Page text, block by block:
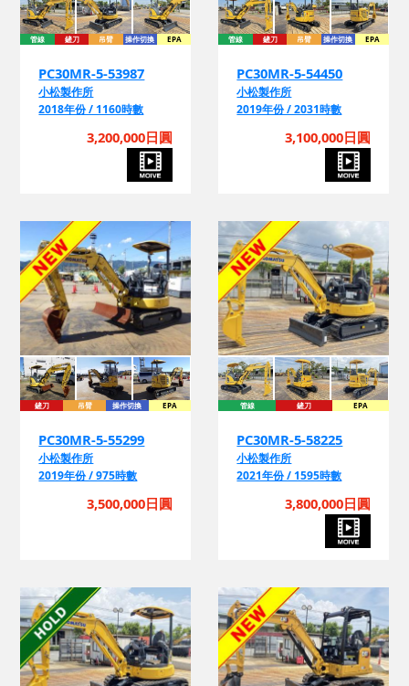
管線 鏟刀 吊臂 操作切換 EPA
PC30MR-5-53987
小松製作所
2018年份 / 1160時數
3,200,000日圓
管線 鏟刀 吊臂 操作切換 EPA
PC30MR-5-54450
小松製作所
2019年份 / 2031時數
3,100,000日圓
鏟刀 吊臂 操作切換 EPA
PC30MR-5-55299
小松製作所
2019年份 / 975時數
3,500,000日圓
管線 鏟刀 EPA
PC30MR-5-58225
小松製作所
2021年份 / 1595時數
3,800,000日圓